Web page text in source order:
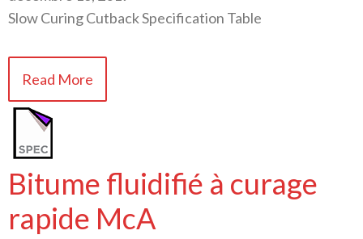
Slow Curing Cutback Specification Table
Read More
Bitume fluidifié à curage
rapide McA